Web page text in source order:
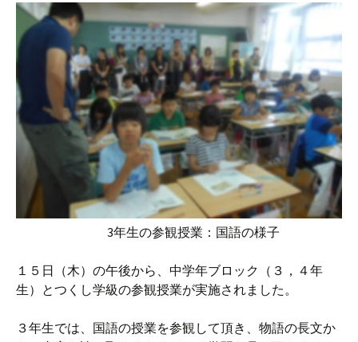
3年生の参観授業：国語の様子
１５日（木）の午後から、中学年ブロック（３，４年
生）とつくし学級の参観授業が実施されました。
３年生では、国語の授業を参観して頂き、物語の長文か